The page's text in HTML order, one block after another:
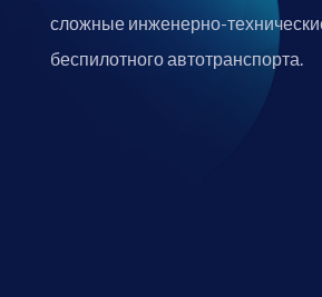
сложные инженерно-
беспилотного автотранспорта.